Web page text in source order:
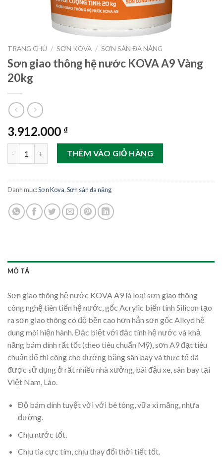
TRANG CHỦ / SƠN KOVA / SƠN SÀN ĐA NĂNG
Sơn giao thông hệ nước KOVA A9 Vàng
20kg
3.912.000 ₫
Sơn giao thông hệ nước KOVA A9 Vàng 20kg số lượng
THÊM VÀO GIỎ HÀNG
Danh mục:Sơn Kova,Sơn sàn đa năng
MÔ TẢ
Sơn giao thông hệ nước KOVA A9 là loại sơn giao thông
công nghệ tiên tiến hệ nước, gốc Acrylic biến tính Silicon tạo
ra sơn giao thông có độ bền cao hơn hẳn sơn gốc Alkyd hệ
dung môi hiện hành. Đặc biệt với đặc tính hệ nước và khả
năng bám dính rất tốt (theo tiêu chuẩn Mỹ), sơn A9 đạt tiêu
chuẩn để thi công cho đường băng sân bay và thực tế đã
được sử dụng ở rất nhiều nhà xưởng, bãi đậu xe, sân bay tại
Việt Nam, Lào.
Độ bám dính tuyệt vời với bê tông, vữa xi măng, nhựa
đường.
Chịu nước tốt.
Chịu tia cực tím, chịu thay đổi thời tiết tốt.